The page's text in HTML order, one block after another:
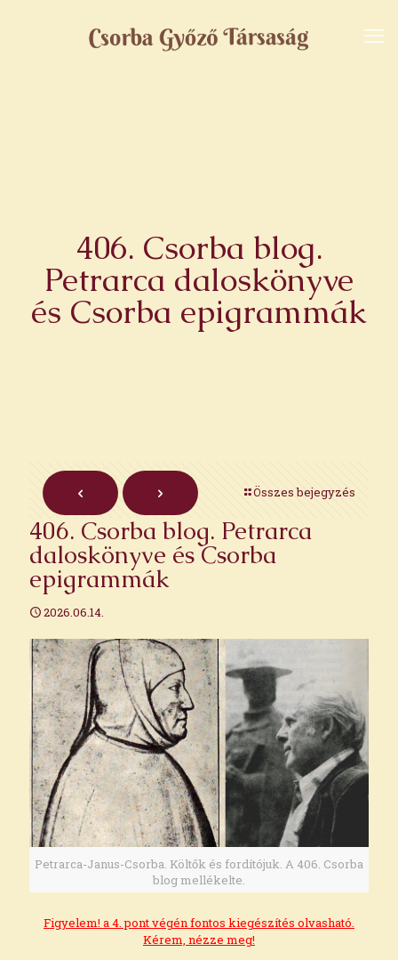
406. Csorba blog.
Petrarca daloskönyve
és Csorba epigrammák
Összes bejegyzés
406. Csorba blog. Petrarca
daloskönyve és Csorba
epigrammák
2026.06.14.
Petrarca-Janus-Csorba. Költők és fordítójuk. A 406. Csorba
blog mellékelte.
Figyelem! a 4. pont végén fontos kiegészítés olvasható.
Kérem, nézze meg!